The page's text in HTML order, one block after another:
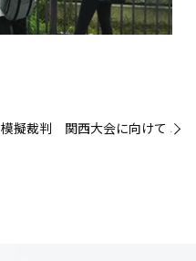
模擬裁判 関西大会に向けて »